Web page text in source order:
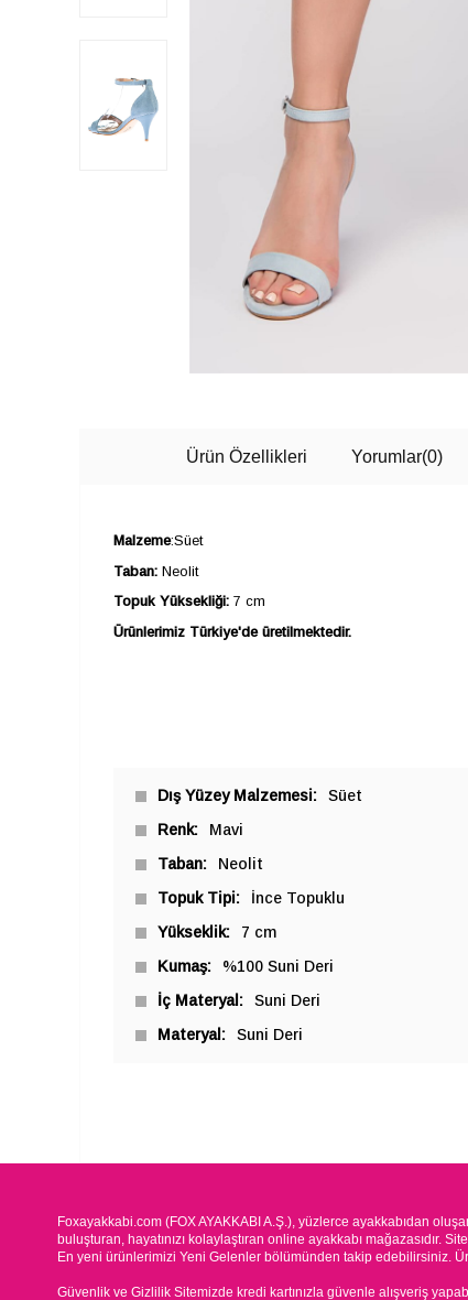
Ürün Özellikleri Yorumlar(0)
Malzeme:Süet
Taban: Neolit
Topuk Yüksekliği: 7 cm
Ürünlerimiz Türkiye'de üretilmektedir.
Dış Yüzey Malzemesi
Süet
Renk
Mavi
Taban
Neolit
Topuk Tipi
İnce Topuklu
Yükseklik
7 cm
Kumaş
%100 Suni Deri
İç Materyal
Suni Deri
Materyal
Suni Deri
Foxayakkabi.com (FOX AYAKKABI A.Ş.), yüzlerce ayakkabıdan
buluşturan, hayatınızı kolaylaştıran online ayakkabı
En yeni ürünlerimizi Yeni Gelenler bölümünden takip edebilirsiniz.
Güvenlik ve Gizlilik Sitemizde kredi kartınızla güvenle alışveriş